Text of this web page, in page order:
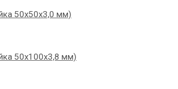
50х50х3,0 мм)
50х100х3,8 мм)